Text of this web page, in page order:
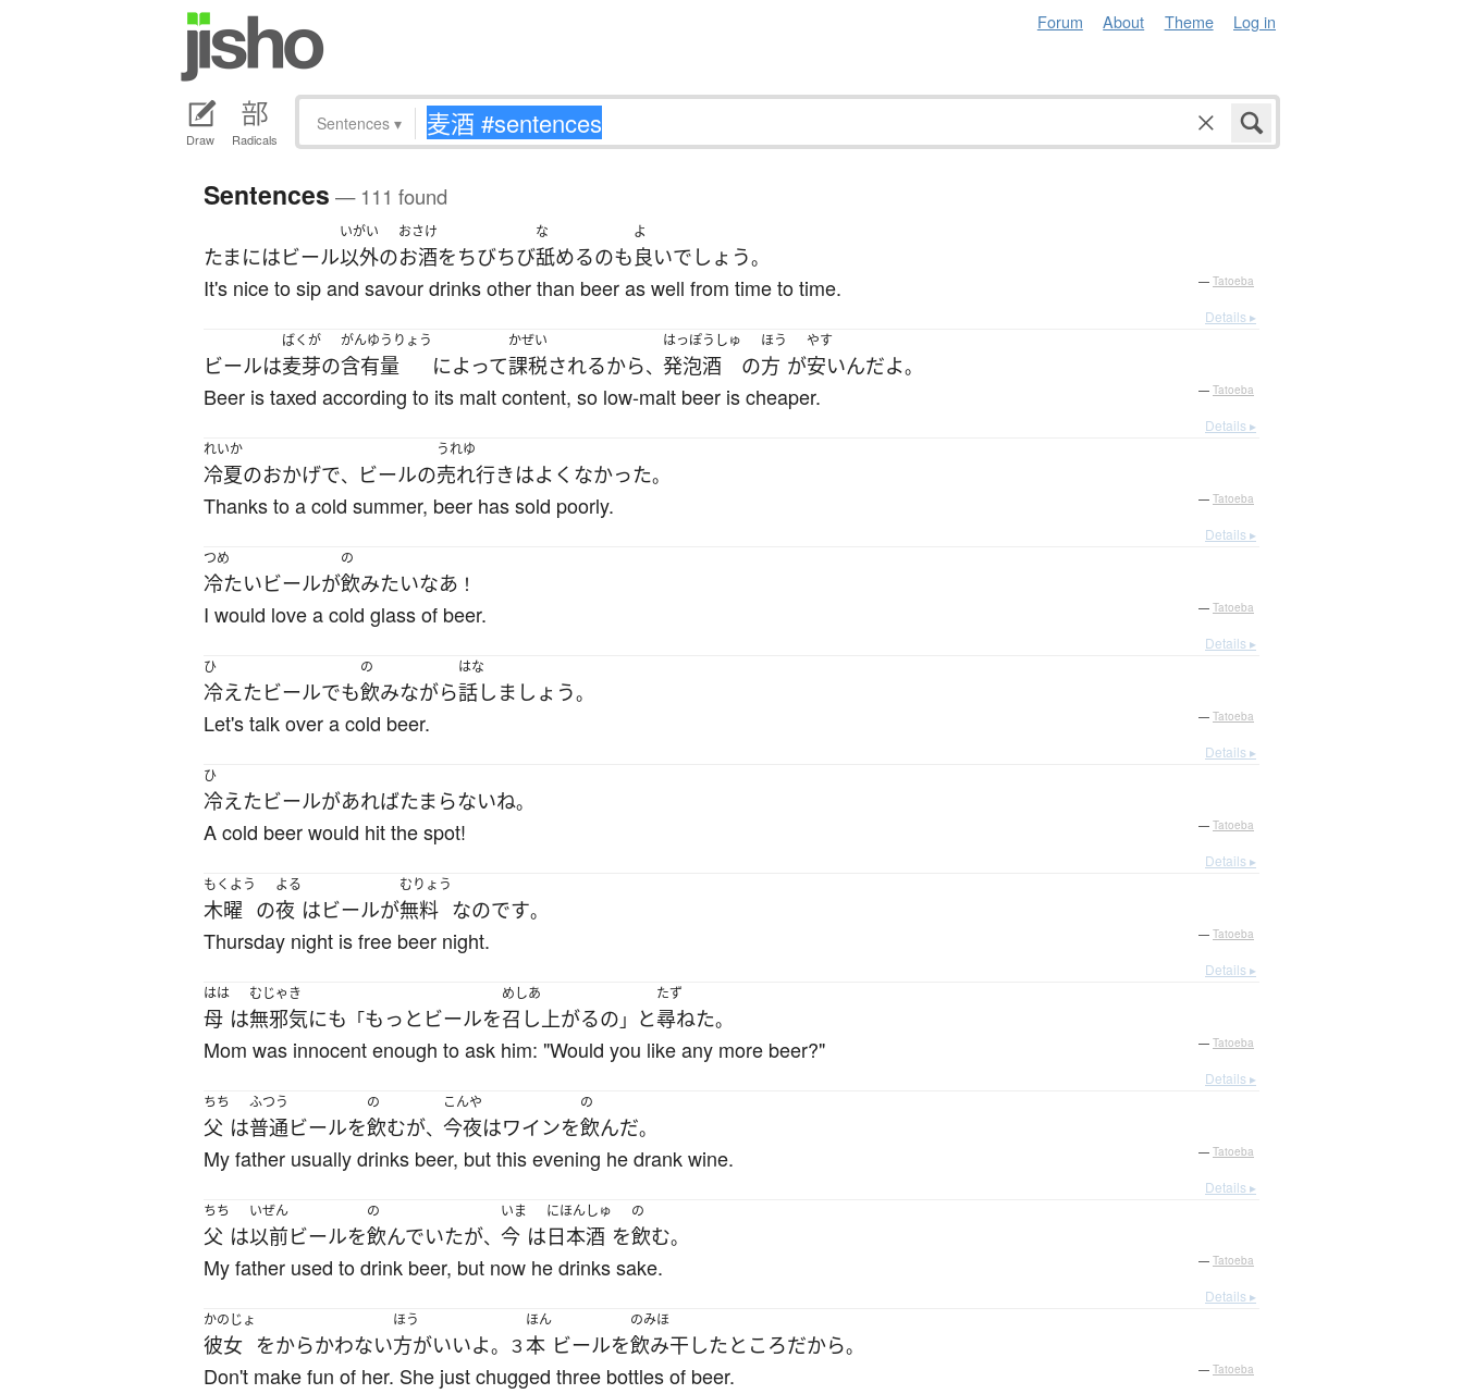
Forum About Theme Log in
Draw Radicals
Sentences ▾
Sentences — 111 found
たまにはビール
いがい
以外の
おさけ
お酒をちびちび
な
舐めるのも
よ
良いでしょう。
It's nice to sip and savour drinks other than beer as well from time to time. — Tatoeba
Details ▸
ビールは
ばくが
麦芽の
がんゆうりょう
含有量 によって
かぜい
課税されるから、
はっぽうしゅ
発泡酒 の
ほう
方 が
やす
安いんだよ。
Beer is taxed according to its malt content, so low-malt beer is cheaper. — Tatoeba
Details ▸
れいか
冷夏のおかげで、 ビールの
うれゆ
売れ行きはよくなかった。
Thanks to a cold summer, beer has sold poorly. — Tatoeba
Details ▸
つめ
冷たいビールが
の
飲みたいなあ ！
I would love a cold glass of beer. — Tatoeba
Details ▸
ひ
冷えたビールでも
の
飲みながら
はな
話しましょう。
Let's talk over a cold beer. — Tatoeba
Details ▸
ひ
冷えたビールがあればたまらないね。
A cold beer would hit the spot! — Tatoeba
Details ▸
もくよう
木曜 の
よる
夜 はビールが
むりょう
無料 なのです。
Thursday night is free beer night. — Tatoeba
Details ▸
はは
母 は
むじゃき
無邪気にも 「もっと ビールを
めしあ
召し上がるの 」 と
たず
尋ねた。
Mom was innocent enough to ask him: "Would you like any more beer?" — Tatoeba
Details ▸
ちち
父 は
ふつう
普通ビールを
の
飲むが、
こんや
今夜はワインを
の
飲んだ。
My father usually drinks beer, but this evening he drank wine. — Tatoeba
Details ▸
ちち
父 は
いぜん
以前ビールを
の
飲んでいたが、
いま
今 は
にほんしゅ
日本酒 を
の
飲む。
My father used to drink beer, but now he drinks sake. — Tatoeba
Details ▸
かのじょ
彼女 をからかわない
ほう
方がいいよ。３
ほん
本 ビールを
のみほ
飲み干したところだから。
Don't make fun of her. She just chugged three bottles of beer. — Tatoeba